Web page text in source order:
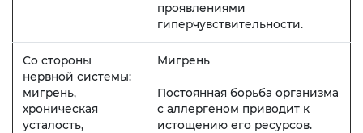
проявлениями
гиперчувствительности.
Со стороны
нервной системы:
мигрень,
хроническая
усталость,
Мигрень
Постоянная борьба организма
с аллергеном приводит к
истощению его ресурсов.